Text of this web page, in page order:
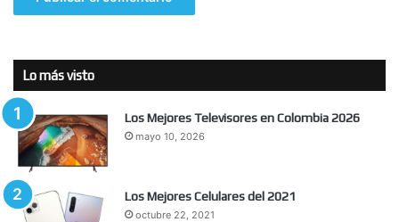
Lo más visto
Los Mejores Televisores en Colombia 2026
mayo 10, 2026
Los Mejores Celulares del 2021
octubre 22, 2021